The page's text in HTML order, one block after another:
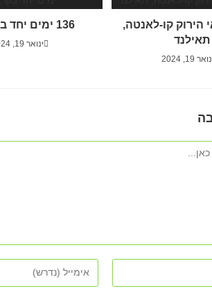
136 ימים יחד בקראוון
ינואר 19, 2024
הירוק קו-לאנטה,
תאילנד
19, 2024